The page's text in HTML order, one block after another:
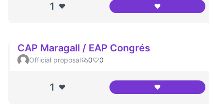
1 ❤️ ❤️Casal de Barri
CAP Maragall / EAP Congrés
Official proposal 0 0
1 ❤️ ❤️CAP Maragall /